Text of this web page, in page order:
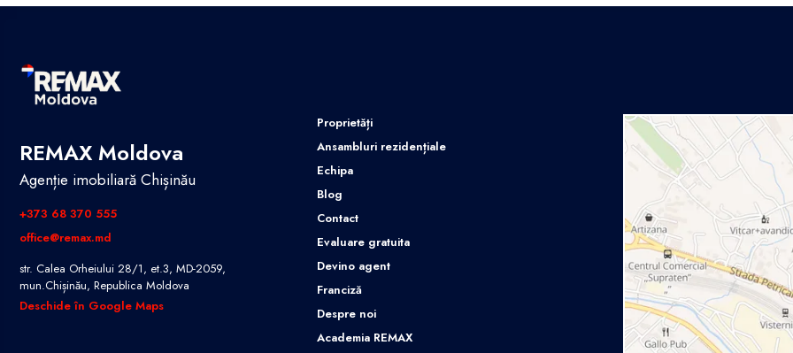
REMAX Moldova
Agenție imobiliară Chișinău
+373 68 370 555
office@remax.md
str. Calea Orheiului 28/1, et.3, MD-2059,
mun.Chișinău, Republica Moldova
Deschide în Google Maps
Proprietăți
Ansambluri rezidențiale
Echipa
Blog
Contact
Evaluare gratuita
Devino agent
Franciză
Despre noi
Academia REMAX